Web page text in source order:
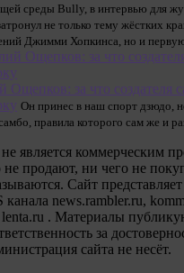
среды Bully, в интервью для
не только тему жёстких
Джимми Хопкинса, но и
Ощепков: за что создателя
Он принес в наш спорт дзюдо,
правила которого сам же и
является коммерческим
не продают, ни чего не
Сайт
канала news.rambler.ru,
. Материалы
за
сайта не несёт.